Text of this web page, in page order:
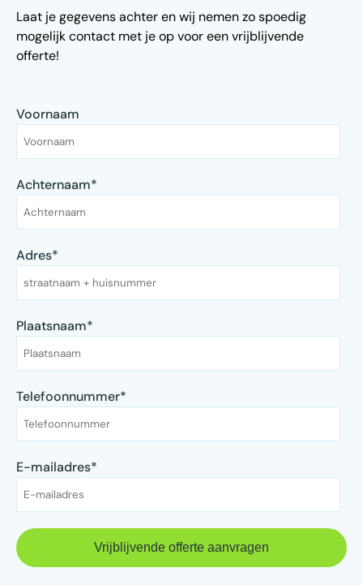
Laat je gegevens achter en wij nemen zo spoedig
mogelijk contact met je op voor een vrijblijvende
offerte!
Voornaam
Achternaam*
Adres*
Plaatsnaam*
Telefoonnummer*
E-mailadres*